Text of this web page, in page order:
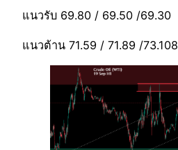
แนวรับ 69.80 / 69.50 /69.30
แนวต้าน 71.59 / 71.89 /73.108